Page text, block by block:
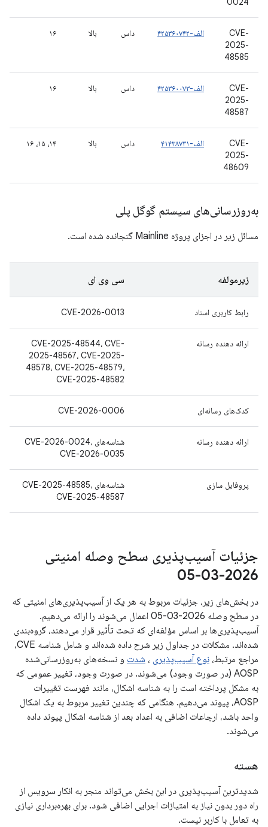
CVE-
2025-
48585
الف-۴۲۵۳۶۰۷۴۲ داس بالا ۱۶
CVE-
2025-
48587
الف-۴۲۵۳۶۰۰۷۳ داس بالا ۱۶
CVE-
2025-
48609
الف-۴۱۴۳۸۷۳۱ داس بالا ۱۴، ۱۵، ۱۶
به‌روزرسانی‌های سیستم گوگل پلی
مسائل زیر در اجزای پروژه Mainline گنجانده شده است.
زیرمولفه سی وی ای
رابط کاربری اسناد CVE-2026-0013
ارائه دهنده رسانه
CVE-2025-48544، CVE-
2025-48567، CVE-2025-
48578، CVE-2025-48579،
CVE-2025-48582
کدک‌های رسانه‌ای CVE-2026-0006
ارائه دهنده رسانه
شناسه‌های CVE-2026-0024،
CVE-2026-0035
پروفایل سازی
شناسه‌های CVE-2025-48585،
CVE-2025-48587
جزئیات آسیب‌پذیری سطح وصله امنیتی
2026-03-05
در بخش‌های زیر، جزئیات مربوط به هر یک از آسیب‌پذیری‌های امنیتی که
در سطح وصله 2026-03-05 اعمال می‌شوند را ارائه می‌دهیم.
آسیب‌پذیری‌ها بر اساس مؤلفه‌ای که تحت تأثیر قرار می‌دهند، گروه‌بندی
شده‌اند. مشکلات در جداول زیر شرح داده شده‌اند و شامل شناسه CVE،
مراجع مرتبط، نوع آسیب‌پذیری ، شدت و نسخه‌های به‌روزرسانی‌شده
AOSP (در صورت وجود) می‌شوند. در صورت وجود، تغییر عمومی که
به مشکل پرداخته است را به شناسه اشکال، مانند فهرست تغییرات
AOSP، پیوند می‌دهیم. هنگامی که چندین تغییر مربوط به یک اشکال
واحد باشد، ارجاعات اضافی به اعداد بعد از شناسه اشکال پیوند داده
می‌شوند.
هسته
شدیدترین آسیب‌پذیری در این بخش می‌تواند منجر به انکار سرویس از
راه دور بدون نیاز به امتیازات اجرایی اضافی شود. برای بهره‌برداری نیازی
به تعامل با کاربر نیست.